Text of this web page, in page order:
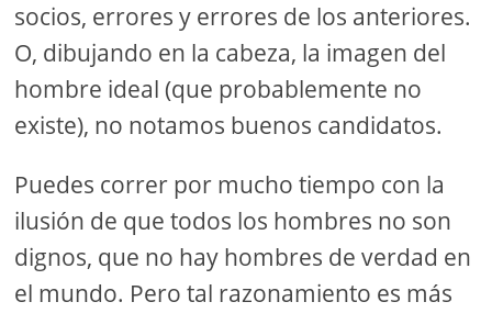
socios, errores y errores de los anteriores.
O, dibujando en la cabeza, la imagen del
hombre ideal (que probablemente no
existe), no notamos buenos candidatos.
Puedes correr por mucho tiempo con la
ilusión de que todos los hombres no son
dignos, que no hay hombres de verdad en
el mundo. Pero tal razonamiento es más